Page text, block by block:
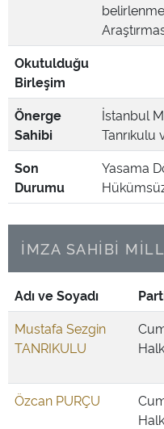
Okutulduğu
Birleşim
Önerge
Sahibi
İstanbul
Tanrıkulu
Son
Durumu
Yasama
İMZA SAHİBİ
Adı ve Soyadı
Mustafa Sezgin
TANRIKULU
Özcan PURÇU